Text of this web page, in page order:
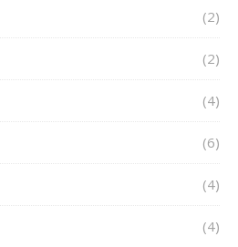
(2)
(2)
(4)
(6)
(4)
(4)